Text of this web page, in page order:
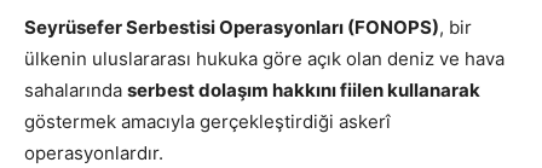
Seyrüsefer Serbestisi Operasyonları (FONOPS), bir
ülkenin uluslararası hukuka göre açık olan deniz ve hava
sahalarında serbest dolaşım hakkını fiilen kullanarak
göstermek amacıyla gerçekleştirdiği askerî
operasyonlardır.